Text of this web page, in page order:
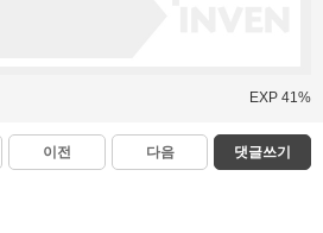
EXP 41%
이전 다음 댓글쓰기